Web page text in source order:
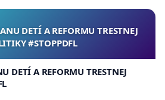
DETÍ A REFORMU TRESTNEJ
#STOPPDFL
DETÍ A REFORMU TRESTNEJ